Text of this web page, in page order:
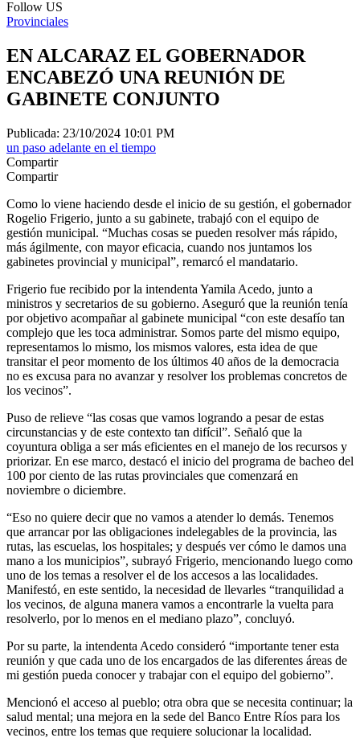
Follow US
Provinciales
EN ALCARAZ EL GOBERNADOR
ENCABEZÓ UNA REUNIÓN DE
GABINETE CONJUNTO
Publicada: 23/10/2024 10:01 PM
un paso adelante en el tiempo
Compartir
Compartir
Como lo viene haciendo desde el inicio de su gestión, el gobernador
Rogelio Frigerio, junto a su gabinete, trabajó con el equipo de
gestión municipal. “Muchas cosas se pueden resolver más rápido,
más ágilmente, con mayor eficacia, cuando nos juntamos los
gabinetes provincial y municipal”, remarcó el mandatario.
Frigerio fue recibido por la intendenta Yamila Acedo, junto a
ministros y secretarios de su gobierno. Aseguró que la reunión tenía
por objetivo acompañar al gabinete municipal “con este desafío tan
complejo que les toca administrar. Somos parte del mismo equipo,
representamos lo mismo, los mismos valores, esta idea de que
transitar el peor momento de los últimos 40 años de la democracia
no es excusa para no avanzar y resolver los problemas concretos de
los vecinos”.
Puso de relieve “las cosas que vamos logrando a pesar de estas
circunstancias y de este contexto tan difícil”. Señaló que la
coyuntura obliga a ser más eficientes en el manejo de los recursos y
priorizar. En ese marco, destacó el inicio del programa de bacheo del
100 por ciento de las rutas provinciales que comenzará en
noviembre o diciembre.
“Eso no quiere decir que no vamos a atender lo demás. Tenemos
que arrancar por las obligaciones indelegables de la provincia, las
rutas, las escuelas, los hospitales; y después ver cómo le damos una
mano a los municipios”, subrayó Frigerio, mencionando luego como
uno de los temas a resolver el de los accesos a las localidades.
Manifestó, en este sentido, la necesidad de llevarles “tranquilidad a
los vecinos, de alguna manera vamos a encontrarle la vuelta para
resolverlo, por lo menos en el mediano plazo”, concluyó.
Por su parte, la intendenta Acedo consideró “importante tener esta
reunión y que cada uno de los encargados de las diferentes áreas de
mi gestión pueda conocer y trabajar con el equipo del gobierno”.
Mencionó el acceso al pueblo; otra obra que se necesita continuar; la
salud mental; una mejora en la sede del Banco Entre Ríos para los
vecinos, entre los temas que requiere solucionar la localidad.